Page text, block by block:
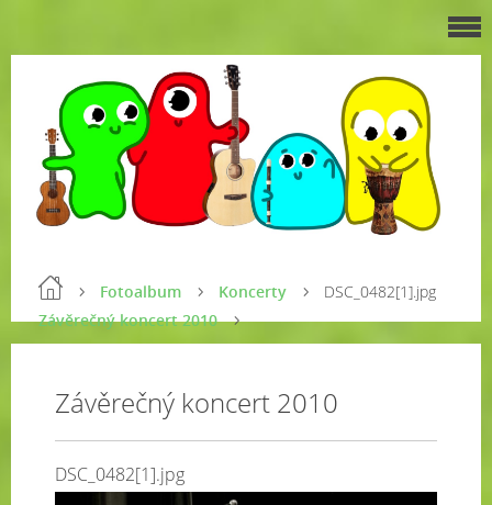
Fotoalbum
Koncerty
Závěrečný koncert 2010
DSC_0482[1].jpg
Závěrečný koncert 2010
DSC_0482[1].jpg